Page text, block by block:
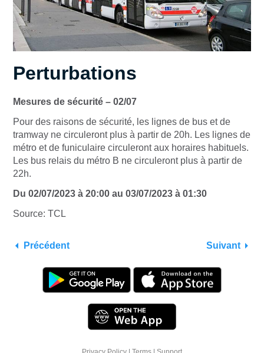
Perturbations
Mesures de sécurité – 02/07
Pour des raisons de sécurité, les lignes de bus et de
tramway ne circuleront plus à partir de 20h. Les lignes de
métro et de funiculaire circuleront aux horaires habituels.
Les bus relais du métro B ne circuleront plus à partir de
22h.
Du 02/07/2023 à 20:00 au 03/07/2023 à 01:30
Source: TCL
Précédent Suivant